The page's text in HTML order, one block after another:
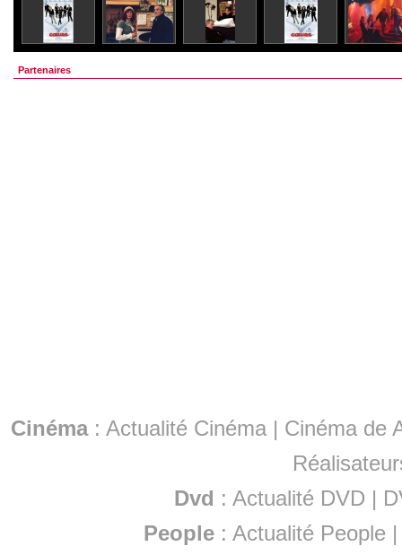
Partenaires
Cinéma: Actualité Cinéma | Cinéma de
Dvd : Actualité DVD |
People :Actualité People